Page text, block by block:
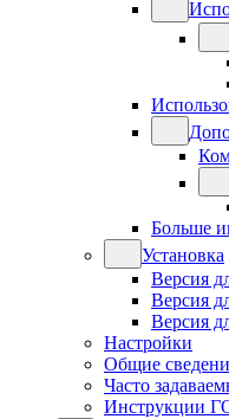
Больше
Установка
Версия
Версия
Версия
Настройки
Общие
Часто
Инструкции